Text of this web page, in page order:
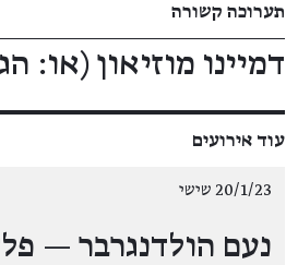
תערוכה קשורה
דמיינו מוזיאון (או:
עוד אירועים
20/1/23 שישי
נעם הולדנגרבר —